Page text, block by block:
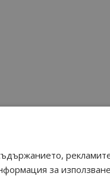
за